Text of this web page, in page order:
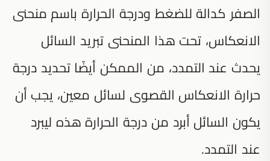
الصفر كدالة للضغط ودرجة الحرارة باسم منحنى
الانعكاس، تحت هذا المنحنى تبريد السائل
يحدث عند التمدد، من الممكن أيضًا تحديد درجة
حرارة الانعكاس القصوى لسائل معين، يجب أن
يكون السائل أبرد من درجة الحرارة هذه ليبرد
عند التمدد.